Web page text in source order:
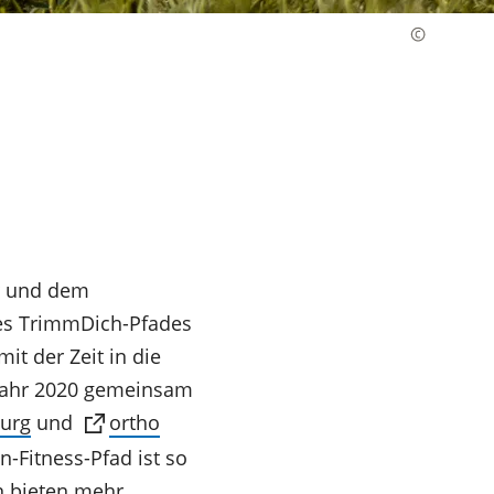
und dem
TrimmDich-Pfades
der Zeit in die
2020 gemeinsam
und
ortho
Fitness-Pfad ist so